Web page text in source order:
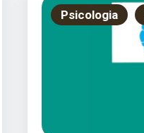
Psicologia